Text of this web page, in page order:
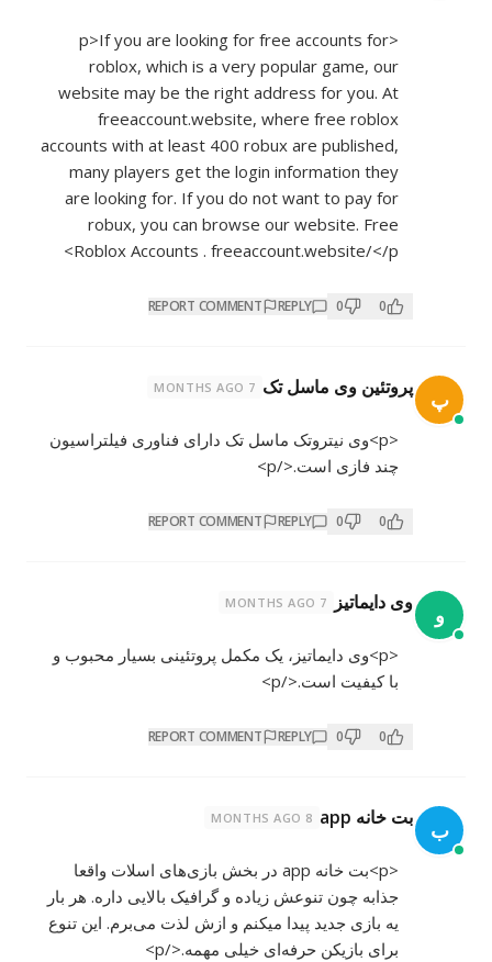
<p>If you are looking for free accounts for
roblox, which is a very popular game, our
website may be the right address for you. At
freeaccount.website, where free roblox
accounts with at least 400 robux are published,
many players get the login information they
are looking for. If you do not want to pay for
robux, you can browse our website. Free
Roblox Accounts . freeaccount.website/</p>
0
0
REPLY
REPORT COMMENT
پ پروتئین وی ماسل تک 7 MONTHS AGO
<p>وی نیتروتک ماسل تک دارای فناوری فیلتراسیون
چند فازی است.</p>
0
0
REPLY
REPORT COMMENT
و وی دایماتیز 7 MONTHS AGO
<p>وی دایماتیز، یک مکمل پروتئینی بسیار محبوب و
با کیفیت است.</p>
0
0
REPLY
REPORT COMMENT
ب بت خانه app 8 MONTHS AGO
<p>بت خانه app در بخش بازی‌های اسلات واقعا
جذابه چون تنوعش زیاده و گرافیک بالایی داره. هر بار
یه بازی جدید پیدا میکنم و ازش لذت می‌برم. این تنوع
برای بازیکن حرفه‌ای خیلی مهمه.</p>